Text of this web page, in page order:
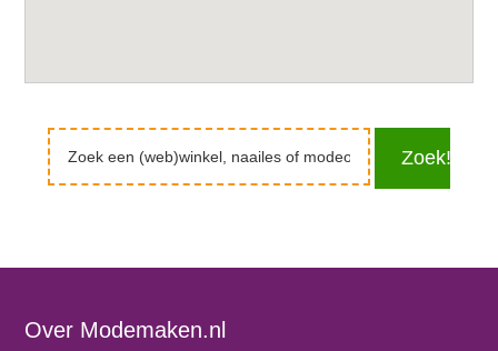
Zoek
een
of
Zoek!
Footer
Over Modemaken.nl